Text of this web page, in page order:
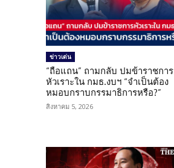
ข่าวเด่น
“ถือแถน” ถามกลับ ปมข้าราชการ
หัวเราะใน กมธ.งบฯ “จำเป็นต้อง
หมอบกราบกรรมาธิการหรือ?”
สิงหาคม 5, 2026